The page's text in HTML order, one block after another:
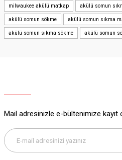
milwaukee akülü matkap akülü somun
akülü somun sökme akülü somun sıkma
akülü somun sıkma sökme akülü somun
Mail adresinizle e-bültenimize kayıt